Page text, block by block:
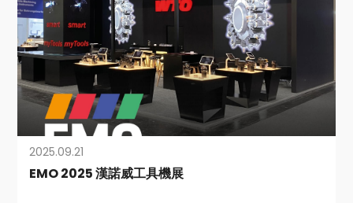
2025.09.21
EMO 2025 漢諾威工具機展